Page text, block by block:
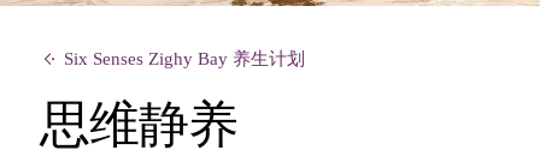
Six Senses Zighy Bay 养生计划
思维静养